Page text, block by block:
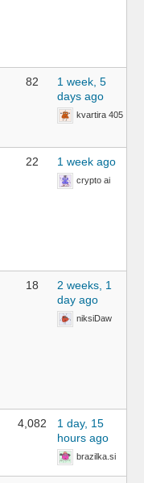
82
1 week, 5
days ago
kvartira 405
22 1 week ago
crypto ai
18
2 weeks, 1
day ago
niksiDaw
4,082
1 day, 15
hours ago
brazilka.si